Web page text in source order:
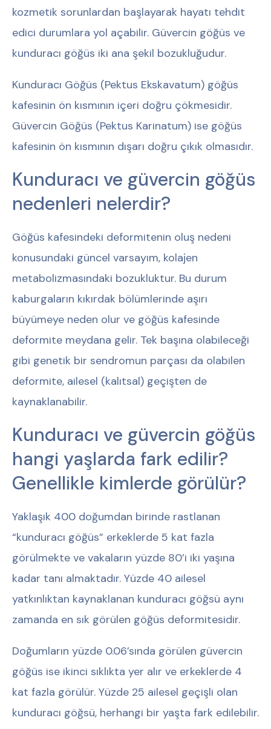
kozmetik sorunlardan başlayarak hayatı tehdit
edici durumlara yol açabilir. Güvercin göğüs ve
kunduracı göğüs iki ana şekil bozukluğudur.
Kunduracı Göğüs (Pektus Ekskavatum) göğüs
kafesinin ön kısmının içeri doğru çökmesidir.
Güvercin Göğüs (Pektus Karinatum) ise göğüs
kafesinin ön kısmının dışarı doğru çıkık olmasıdır.
Kunduracı ve güvercin göğüs
nedenleri nelerdir?
Göğüs kafesindeki deformitenin oluş nedeni
konusundaki güncel varsayım, kolajen
metabolizmasındaki bozukluktur. Bu durum
kaburgaların kıkırdak bölümlerinde aşırı
büyümeye neden olur ve göğüs kafesinde
deformite meydana gelir. Tek başına olabileceği
gibi genetik bir sendromun parçası da olabilen
deformite, ailesel (kalıtsal) geçişten de
kaynaklanabilir.
Kunduracı ve güvercin göğüs
hangi yaşlarda fark edilir?
Genellikle kimlerde görülür?
Yaklaşık 400 doğumdan birinde rastlanan
“kunduracı göğüs” erkeklerde 5 kat fazla
görülmekte ve vakaların yüzde 80’i iki yaşına
kadar tanı almaktadır. Yüzde 40 ailesel
yatkınlıktan kaynaklanan kunduracı göğsü aynı
zamanda en sık görülen göğüs deformitesidir.
Doğumların yüzde 0.06’sında görülen güvercin
göğüs ise ikinci sıklıkta yer alır ve erkeklerde 4
kat fazla görülür. Yüzde 25 ailesel geçişli olan
kunduracı göğsü, herhangi bir yaşta fark edilebilir.